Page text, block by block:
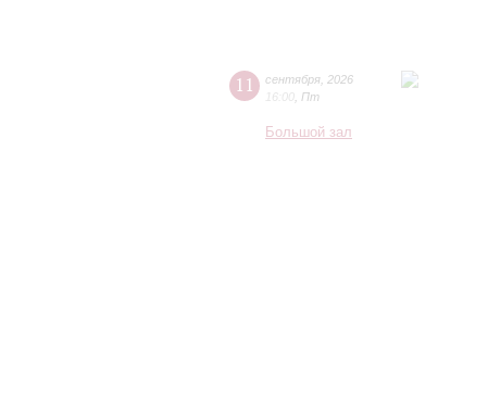
11 сентября 2026
16:00 Пт
Большой зал